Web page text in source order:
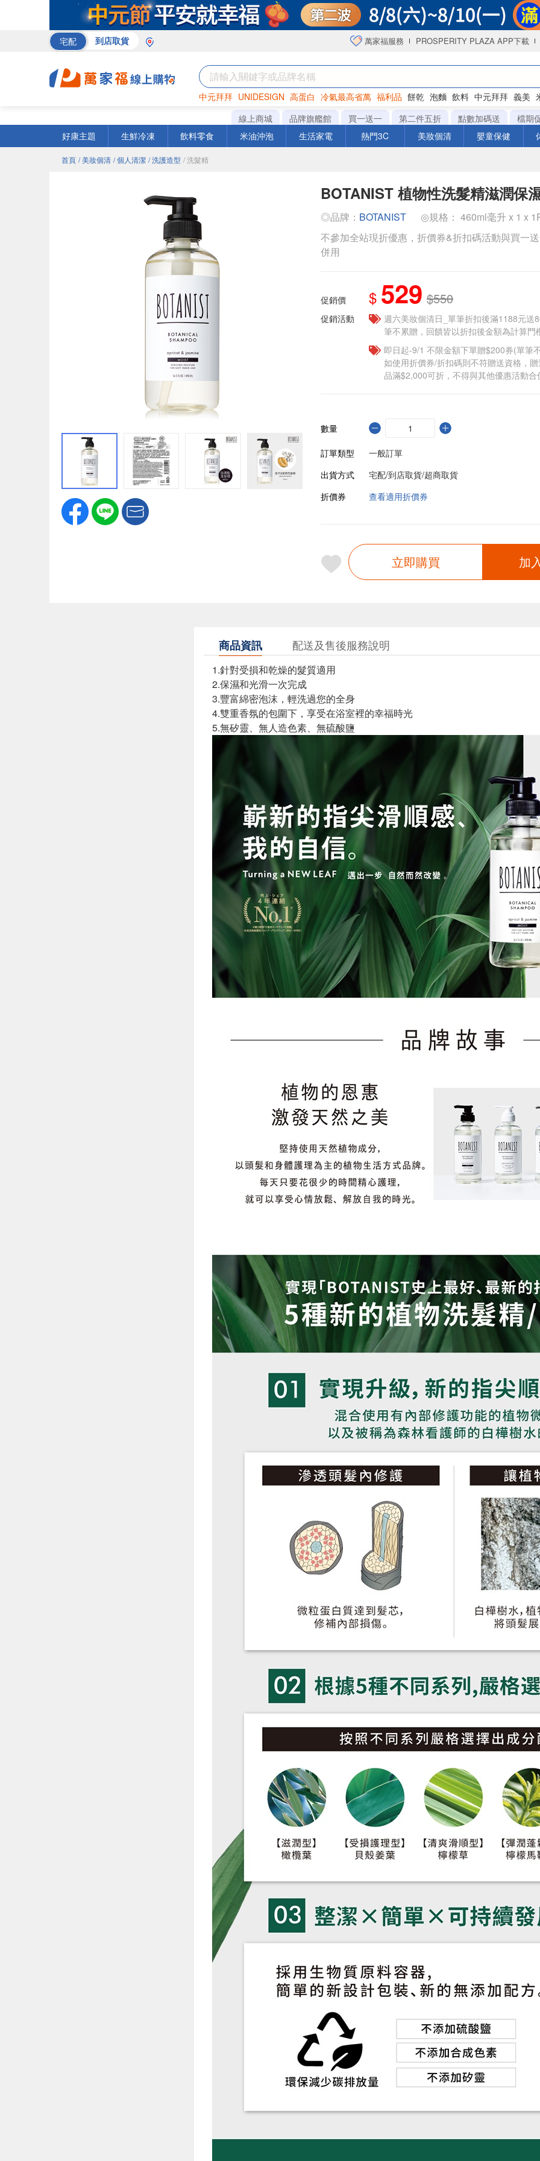
宅配 到店取貨 萬家福服務 PROSPERITY PLAZA APP下載
中元拜拜 UNIDESIGN 高蛋白 冷氣最高省萬 福利品 餅乾 泡麵 飲料 中元拜拜 義美
罐頭 咖啡 海苔
線上商城 品牌旗艦館 買一送一 第二件五折 點數加碼送
檔期
好康主題
生鮮冷凍 飲料零食 米油沖泡 生活家電 熱門3C 美妝個清 嬰童保健
首頁 / 美妝個清 / 個人清潔 / 洗護造型 / 洗髮精
BOTANIST 植物性洗髮精滋潤保
◎品牌： BOTANIST
◎規格： 460ml毫升 x 1 x
不參加全站現折優惠，折價券&折扣碼活動與買一
併用
促銷價 $ 529 $550
促銷活動
週六美妝個清日_單筆折扣後滿1188元送
筆不累贈，回饋皆以折扣後金額為計算門
即日起-9/1 不限金額下單贈$200券(單筆
如使用折價券/折扣碼則不符贈送資格，
品滿$2,000可折，不得與其他優惠活動合
數量
訂單類型
一般訂單
出貨方式
宅配/到店取貨/超商取貨
折價券
查看適用折價券
立即購買 加
商品資訊 配送及售後服務說明
1.針對受損和乾燥的髮質適用
2.保濕和光滑一次完成
3.豐富綿密泡沫，輕洗過您的全身
4.雙重香氛的包圍下，享受在浴室裡的幸福時光
5.無矽靈、無人造色素、無硫酸鹽